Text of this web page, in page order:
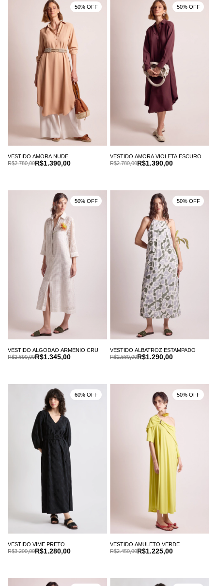
VESTIDO AMORA NUDE
R$1.390,00
R$2.780,00
50% OFF
VESTIDO AMORA VIOLETA ESCURO
R$1.390,00
R$2.780,00
50% OFF
VESTIDO ALGODAO ARMENIO CRU
R$1.345,00
R$2.690,00
50% OFF
VESTIDO ALBATROZ ESTAMPADO
R$1.290,00
R$2.580,00
50% OFF
VESTIDO VIME PRETO
R$1.280,00
R$3.200,00
60% OFF
VESTIDO AMULETO VERDE
R$1.225,00
R$2.450,00
50% OFF